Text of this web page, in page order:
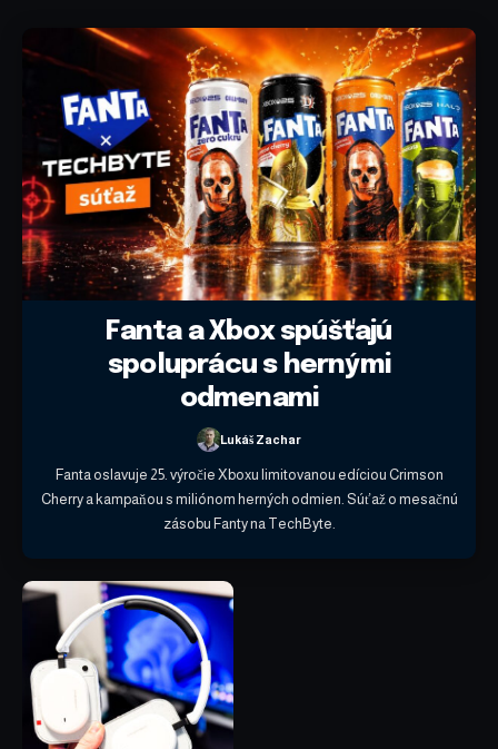
Fanta a Xbox spúšťajú
spoluprácu s hernými
odmenami
Lukáš Zachar
Fanta oslavuje 25. výročie Xboxu limitovanou edíciou Crimson
Cherry a kampaňou s miliónom herných odmien. Súťaž o mesačnú
zásobu Fanty na TechByte.